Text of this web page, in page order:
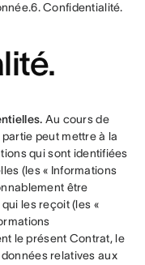
Confidentialité.
Au cours de
peut mettre à la
qui sont identifiées
(les « Informations
être
considérées comme telles par la partie qui les reçoit (les «
le présent Contrat, le
relatives aux